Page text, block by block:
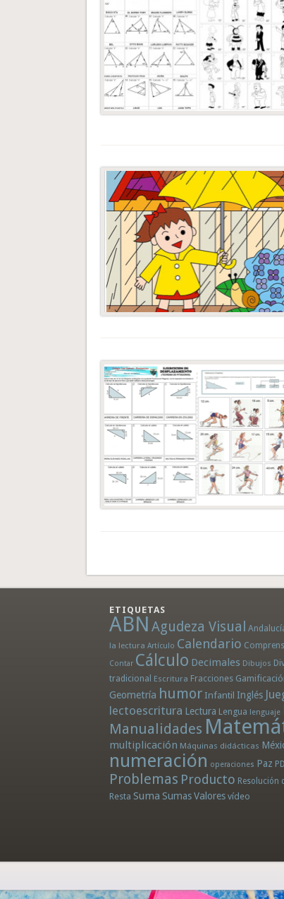
ETIQUETAS
ABN Agudeza Visual
la lectura Artículo Calendario
Contar Cálculo Decimales Dibujos
tradicional Escritura Fracciones
Geometría humor Infantil Inglés
lectoescritura Lectura Lengua lenguaje
Manualidades
multiplicación Máquinas didácticas
numeración operaciones Paz
Problemas Producto Resolución
Resta Suma SumasValores vídeo